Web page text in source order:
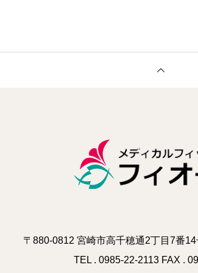
〒880-0812 宮崎市高千穂通2丁目7番
TEL . 0985-22-2113 FAX .